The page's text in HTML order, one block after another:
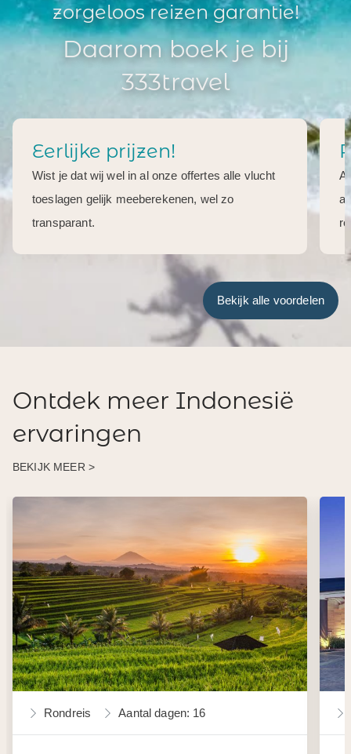
zorgeloos reizen garantie!
Daarom boek je bij
333travel
Eerlijke prijzen!
Wist je dat wij wel in al onze offertes alle vlucht
toeslagen gelijk meeberekenen, wel zo
transparant.
Bekijk alle voordelen
Ontdek meer Indonesië
ervaringen
BEKIJK MEER >
Rondreis Aantal dagen: 16